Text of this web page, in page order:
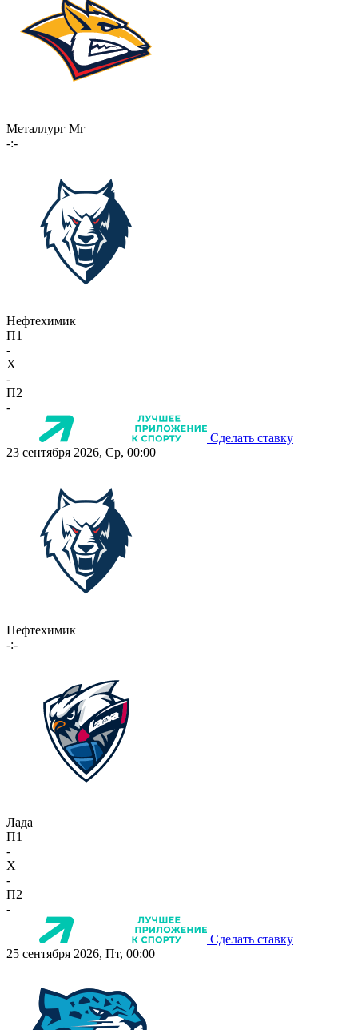
Металлург Мг
-:-
Нефтехимик
П1
-
X
-
П2
-
Сделать ставку
23 сентября 2026, Ср, 00:00
Нефтехимик
-:-
Лада
П1
-
X
-
П2
-
Сделать ставку
25 сентября 2026, Пт, 00:00